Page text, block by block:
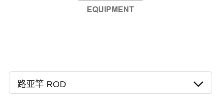
EQUIPMENT
路亚竿 ROD